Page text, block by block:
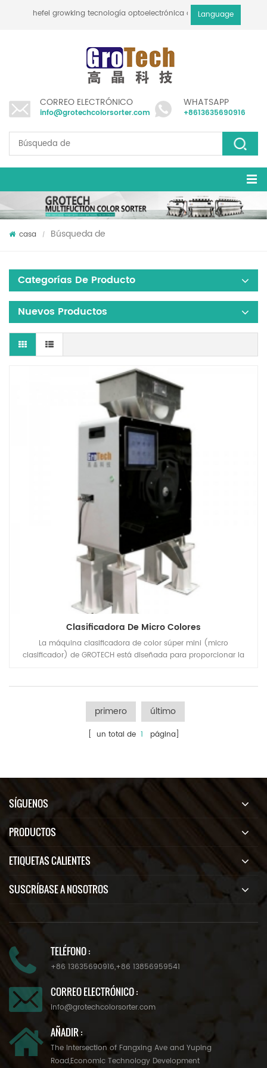
hefei growking tecnología optoelectrónica co., ltdLanguage
CORREO ELECTRÓNICO
info@grotechcolorsorter.com
WHATSAPP
+8613635690916
casa / Búsqueda de
Categorías De Producto
Nuevos Productos
Clasificadora De Micro Colores
La máquina clasificadora de color súper mini (micro
clasificador) de GROTECH está diseñada para proporcionar la
primero último
[ un total de 1 página]
SÍGUENOS
PRODUCTOS
ETIQUETAS CALIENTES
SUSCRÍBASE A NOSOTROS
TELÉFONO :
+86 13635690916,+86 13856959541
CORREO ELECTRÓNICO :
info@grotechcolorsorter.com
AÑADIR :
The Intersection of Fangxing Ave and Yuping
Road,Economic Technology Development